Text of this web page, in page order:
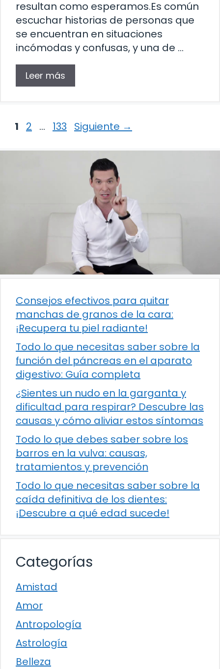
resultan como esperamos.Es común
escuchar historias de personas que
se encuentran en situaciones
incómodas y confusas, y una de …
Leer más
Página
1 Página
2 … Página
133 Siguiente →
Consejos efectivos para quitar
manchas de granos de la cara:
¡Recupera tu piel radiante!
Todo lo que necesitas saber sobre la
función del páncreas en el aparato
digestivo: Guía completa
¿Sientes un nudo en la garganta y
dificultad para respirar? Descubre las
causas y cómo aliviar estos síntomas
Todo lo que debes saber sobre los
barros en la vulva: causas,
tratamientos y prevención
Todo lo que necesitas saber sobre la
caída definitiva de los dientes:
¡Descubre a qué edad sucede!
Categorías
Amistad
Amor
Antropología
Astrología
Belleza